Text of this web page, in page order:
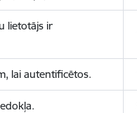
lietotājs ir
lai autentificētos.